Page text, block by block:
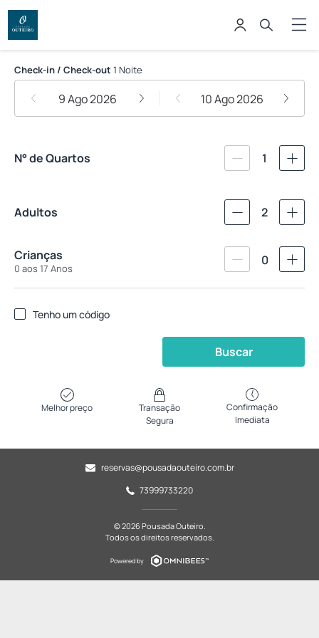
Pousada Outeiro
Check-in / Check-out 1 Noite
9 Ago 2026 10 Ago 2026
N° de Quartos 1
Adultos 2
Crianças
0 aos 17 Anos
0
Tenho um código
Buscar
Melhor preço
Transação
Segura
Confirmação
Imediata
reservas@pousadaouteiro.com.br
73999733220
© 2026 Pousada Outeiro.
Todos os direitos reservados.
Powered by